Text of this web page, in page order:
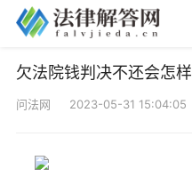
欠法院钱判决不还会怎样
问法网 2023-05-31 15:04:05